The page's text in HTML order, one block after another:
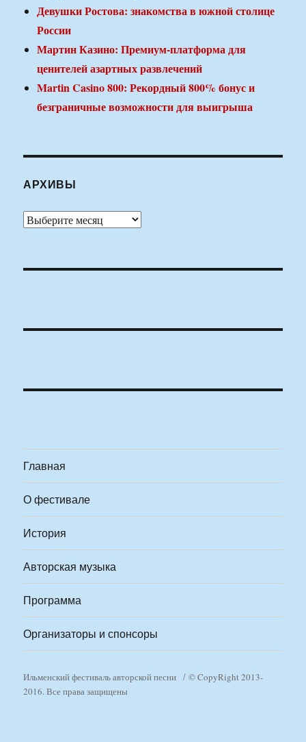
Девушки Ростова: знакомства в южной столице
России
Мартин Казино: Премиум-платформа для
ценителей азартных развлечений
Martin Casino 800: Рекордный 800% бонус и
безграничные возможности для выигрыша
АРХИВЫ
Архивы
Главная
О фестивале
История
Авторская музыка
Программа
Организаторы и спонсоры
Ильменский фестиваль авторской песни
© CopyRight 2013-
2016. Все права защищены